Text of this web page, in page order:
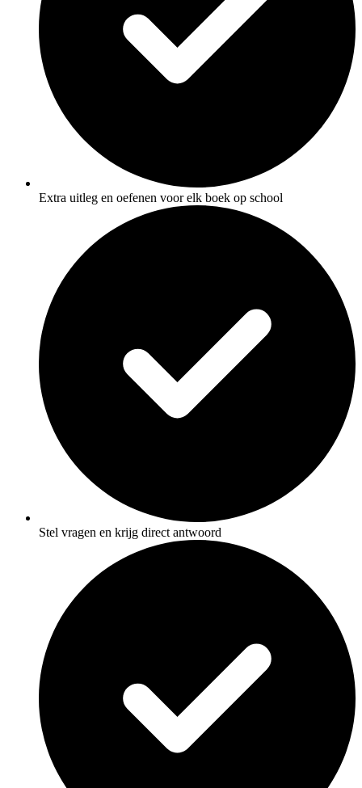
Extra uitleg en oefenen voor elk boek op school
Stel vragen en krijg direct antwoord